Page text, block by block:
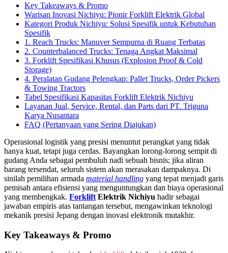
Key Takeaways & Promo
Warisan Inovasi Nichiyu: Pionir Forklift Elektrik Global
Kategori Produk Nichiyu: Solusi Spesifik untuk Kebutuhan
Spesifik
1. Reach Trucks: Manuver Sempurna di Ruang Terbatas
2. Counterbalanced Trucks: Tenaga Angkat Maksimal
3. Forklift Spesifikasi Khusus (Explosion Proof & Cold
Storage)
4. Peralatan Gudang Pelengkap: Pallet Trucks, Order Pickers
& Towing Tractors
Tabel Spesifikasi Kapasitas Forklift Elektrik Nichiyu
Layanan Jual, Service, Rental, dan Parts dari PT. Triguna
Karya Nusantara
FAQ (Pertanyaan yang Sering Diajukan)
Operasional logistik yang presisi menuntut perangkat yang tidak
hanya kuat, tetapi juga cerdas. Bayangkan lorong-lorong sempit di
gudang Anda sebagai pembuluh nadi sebuah bisnis; jika aliran
barang tersendat, seluruh sistem akan merasakan dampaknya. Di
sinilah pemilihan armada material handling yang tepat menjadi garis
pemisah antara efisiensi yang menguntungkan dan biaya operasional
yang membengkak. Forklift Elektrik Nichiyu hadir sebagai
jawaban empiris atas tantangan tersebut, mengawinkan teknologi
mekanik presisi Jepang dengan inovasi elektronik mutakhir.
Key Takeaways & Promo